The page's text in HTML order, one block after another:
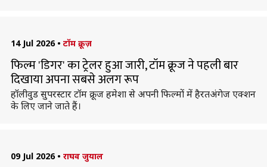
14 Jul 2026 • टॉम क्रूज़
फिल्म 'डिगर' का ट्रेलर हुआ जारी, टॉम क्रूज ने पहली बार
दिखाया अपना सबसे अलग रूप
हॉलीवुड सुपरस्टार टॉम क्रूज हमेशा से अपनी फिल्माें में हैरतअंगेज एक्शन
के लिए जाने जाते हैं।
09 Jul 2026 • राघव जुयाल